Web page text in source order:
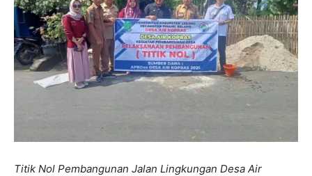
Titik Nol Pembangunan Jalan Lingkungan Desa Air